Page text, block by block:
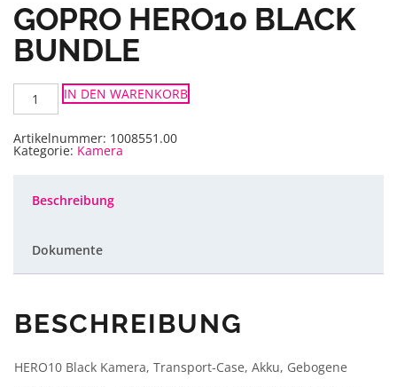
GOPRO HERO10 BLACK
BUNDLE
GoPro
HERO10
Black
Menge
IN DEN WARENKORB
Artikelnummer: 1008551.00
Kategorie: Kamera
Beschreibung
Dokumente
BESCHREIBUNG
HERO10 Black Kamera, Transport-Case, Akku, Gebogene